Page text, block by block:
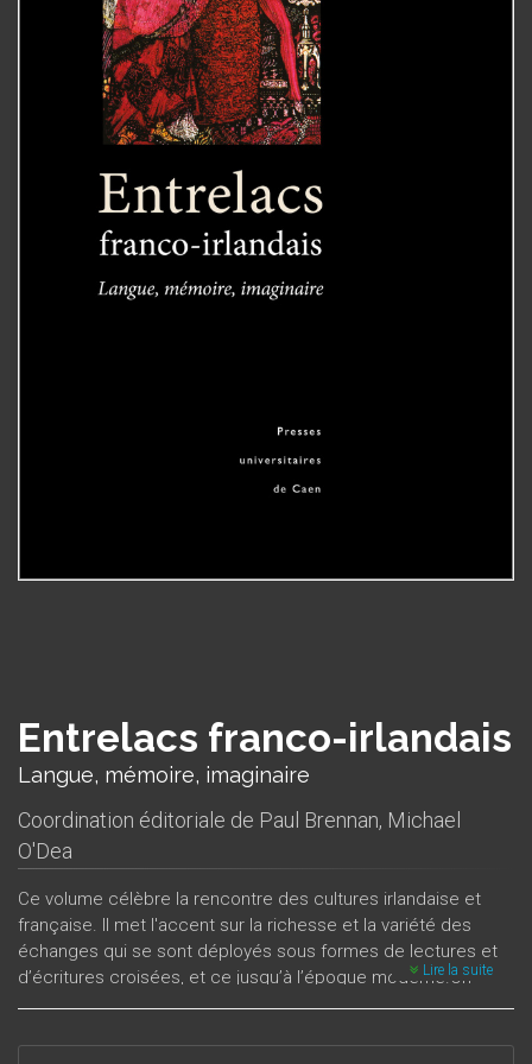
Entrelacs franco-irlandais
Langue, mémoire, imaginaire
Coordination éditoriale de Paul Brennan, Michael
O'Dea
Ce volume célèbre la rencontre des cultures irlandaise et
française. Il met l'accent sur la richesse et la variété des
échanges qui se sont déployés sous formes de lectures et
d’écritures croisées, et ce jusqu’à l’époque moderne.On
trouve dans cet ouvrage un écho des entrelacs multiples sur
Lire la suite